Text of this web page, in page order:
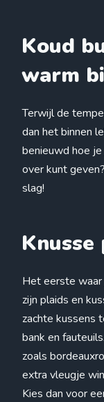
Koud
warm
Terwijl de
dan het binnen
benieuwd hoe
over kunt
slag!
Knusse
Het eerste
zijn plaids en
zachte kussens
bank en
zoals
extra vleugje
Kies dan voor